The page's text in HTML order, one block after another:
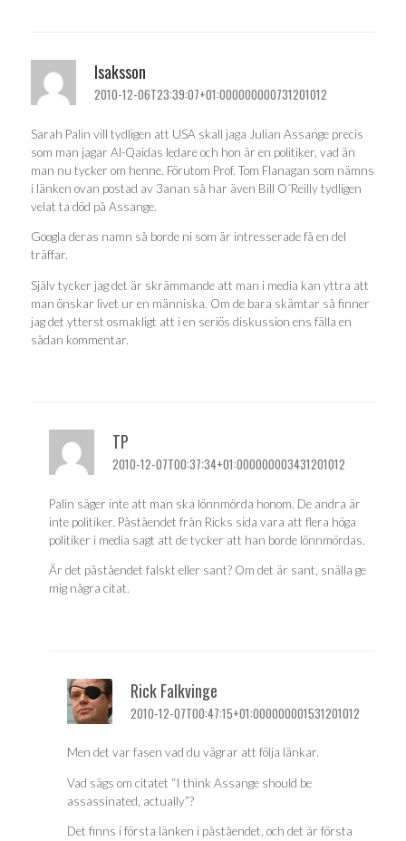
Isaksson
2010-12-06T23:39:07+01:000000000731201012
Sarah Palin vill tydligen att USA skall jaga Julian Assange precis
som man jagar Al-Qaidas ledare och hon är en politiker, vad än
man nu tycker om henne. Förutom Prof. Tom Flanagan som nämns
i länken ovan postad av 3anan så har även Bill O´Reilly tydligen
velat ta död på Assange.
Googla deras namn så borde ni som är intresserade få en del
träffar.
Själv tycker jag det är skrämmande att man i media kan yttra att
man önskar livet ur en människa. Om de bara skämtar så finner
jag det ytterst osmakligt att i en seriös diskussion ens fälla en
sådan kommentar.
TP
2010-12-07T00:37:34+01:000000003431201012
Palin säger inte att man ska lönnmörda honom. De andra är
inte politiker. Påståendet från Ricks sida vara att flera höga
politiker i media sagt att de tycker att han borde lönnmördas.
Är det påståendet falskt eller sant? Om det är sant, snälla ge
mig några citat.
Rick Falkvinge
2010-12-07T00:47:15+01:000000001531201012
Men det var fasen vad du vägrar att följa länkar.
Vad sägs om citatet “I think Assange should be
assassinated, actually”?
Det finns i första länken i påståendet, och det är första